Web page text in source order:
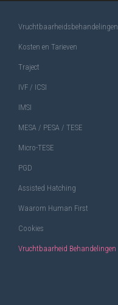
Vruchtbaarheidsbehandelingen
Kosten en Tarieven
Traject
IVF / ICSI
IMSI
MESA / PESA / TESE
Micro-TESE
PGD
Assisted Hatching
Waarom Human First
Cookies
Vruchtbaarheid Behandelingen